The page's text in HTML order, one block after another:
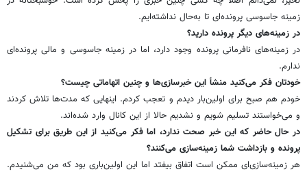
زمینه جاسوسی پرونده‌ای تا به‌حال نداشته‌ایم.
در زمینه‌های دیگر پرونده دارید؟
در زمینه‌های نافرمانی پرونده ‌وجود دارد، اما در زمینه جاسوسی و مالی پرونده‌ای
ندارم.
خودتان فکر می‌کنید منشأ این خبرسازی‌ها و چنین اتهاماتی چیست؟
خودم هم صبح برای اولین‌بار دیدم و تعجب کردم. اینهایی که مدت‌ها تلاش کردند
و می‌خواستند تسلیم شویم و نشدیم حالا از این کانال وارد شده‌اند.
در حال حاضر که این خبر صحت ندارد، اما فکر می‌کنید از این طریق برای تشکیل
پرونده و بازداشت شما زمینه‌سازی می‌کنند؟
هر زمینه‌سازی‌ای ممکن است اتفاق بیفتد اما این اولین‌باری بود که من می‌شنیدم.